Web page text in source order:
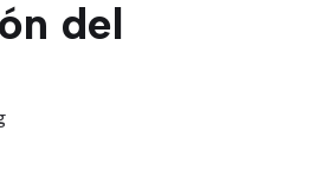
del